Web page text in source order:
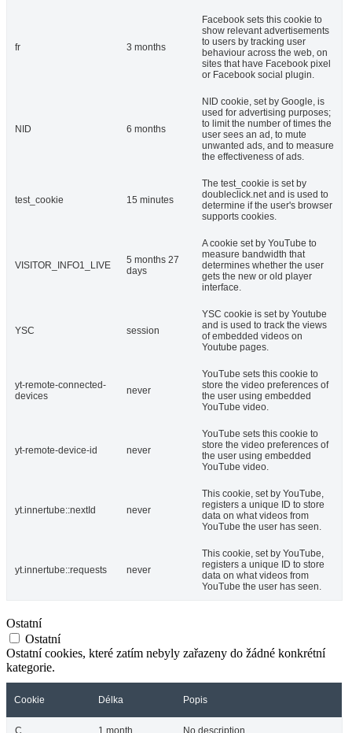
fr 3 months
Facebook sets this cookie to
show relevant advertisements
to users by tracking user
behaviour across the web, on
sites that have Facebook pixel
or Facebook social plugin.
NID 6 months
NID cookie, set by Google, is
used for advertising purposes;
to limit the number of times the
user sees an ad, to mute
unwanted ads, and to measure
the effectiveness of ads.
test_cookie 15 minutes
The test_cookie is set by
doubleclick.net and is used to
determine if the user's browser
supports cookies.
VISITOR_INFO1_LIVE
5 months 27
days
A cookie set by YouTube to
measure bandwidth that
determines whether the user
gets the new or old player
interface.
YSC session
YSC cookie is set by Youtube
and is used to track the views
of embedded videos on
Youtube pages.
yt-remote-connected-
devices
never
YouTube sets this cookie to
store the video preferences of
the user using embedded
YouTube video.
yt-remote-device-id never
YouTube sets this cookie to
store the video preferences of
the user using embedded
YouTube video.
yt.innertube::nextId never
This cookie, set by YouTube,
registers a unique ID to store
data on what videos from
YouTube the user has seen.
yt.innertube::requests never
This cookie, set by YouTube,
registers a unique ID to store
data on what videos from
YouTube the user has seen.
Ostatní
Ostatní
Ostatní cookies, které zatím nebyly zařazeny do žádné konkrétní
kategorie.
Cookie Délka Popis